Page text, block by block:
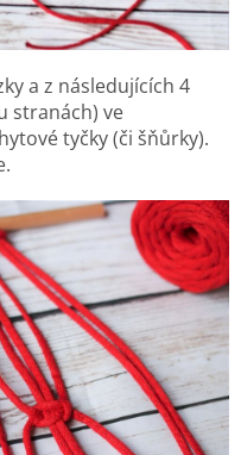
a z následujících 4
stranách) ve
tyčky (či šňůrky).